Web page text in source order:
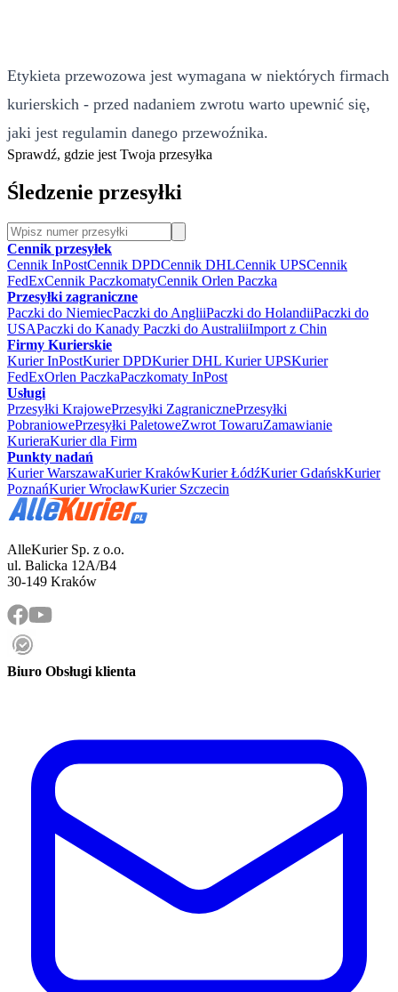
Etykieta przewozowa jest wymagana w niektórych firmach
kurierskich - przed nadaniem zwrotu warto upewnić się,
jaki jest regulamin danego przewoźnika.
Sprawdź, gdzie jest Twoja przesyłka
Śledzenie przesyłki
Cennik przesyłek
Cennik InPostCennik DPDCennik DHLCennik UPSCennik
FedExCennik PaczkomatyCennik Orlen Paczka
Przesyłki zagraniczne
Paczki do NiemiecPaczki do AngliiPaczki do HolandiiPaczki do
USAPaczki do Kanady Paczki do AustraliiImport z Chin
Firmy Kurierskie
Kurier InPostKurier DPDKurier DHL Kurier UPSKurier
FedExOrlen PaczkaPaczkomaty InPost
Usługi
Przesyłki KrajowePrzesyłki ZagranicznePrzesyłki
PobraniowePrzesyłki PaletoweZwrot TowaruZamawianie
KurieraKurier dla Firm
Punkty nadań
Kurier WarszawaKurier KrakówKurier ŁódźKurier GdańskKurier
PoznańKurier WrocławKurier Szczecin
AlleKurier Sp. z o.o.
ul. Balicka 12A/B4
30-149 Kraków
Biuro Obsługi klienta